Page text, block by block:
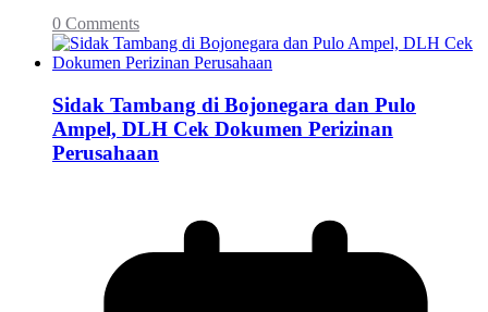
0 Comments
Sidak Tambang di Bojonegara dan Pulo
Ampel, DLH Cek Dokumen Perizinan
Perusahaan